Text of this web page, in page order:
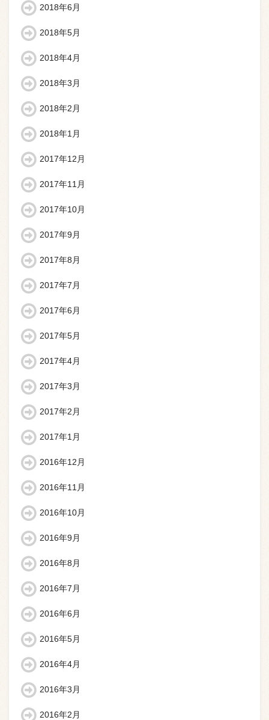
2018年6月
2018年5月
2018年4月
2018年3月
2018年2月
2018年1月
2017年12月
2017年11月
2017年10月
2017年9月
2017年8月
2017年7月
2017年6月
2017年5月
2017年4月
2017年3月
2017年2月
2017年1月
2016年12月
2016年11月
2016年10月
2016年9月
2016年8月
2016年7月
2016年6月
2016年5月
2016年4月
2016年3月
2016年2月